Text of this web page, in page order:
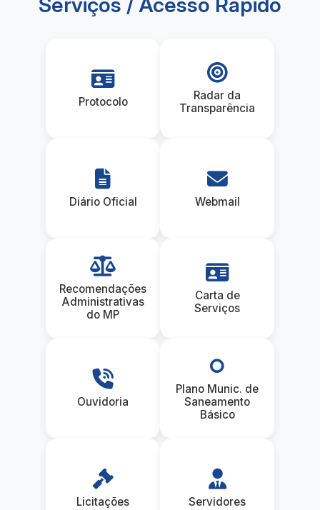
Protocolo
Radar da
Transparência
Diário Oficial Webmail
Recomendações
Administrativas
do MP
Carta de
Serviços
Ouvidoria
Plano Munic. de
Saneamento
Básico
Licitações Servidores